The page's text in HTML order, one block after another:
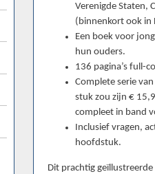
Verenigde Staten,
(binnenkort ook in
Een boek voor
hun ouders.
136 pagina’s full-
Complete serie
stuk zou zijn €
compleet in band
Inclusief vragen,
hoofdstuk.
Dit prachtig